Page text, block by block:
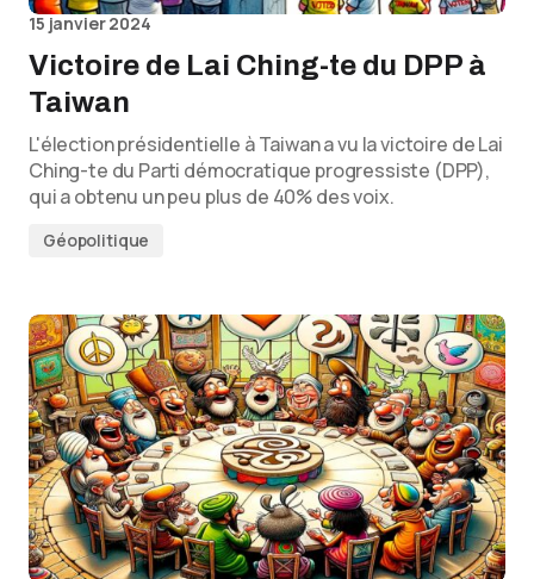
15 janvier 2024
Victoire de Lai Ching-te du DPP à
Taiwan
L'élection présidentielle à Taiwan a vu la victoire de Lai
Ching-te du Parti démocratique progressiste (DPP),
qui a obtenu un peu plus de 40% des voix.
Géopolitique